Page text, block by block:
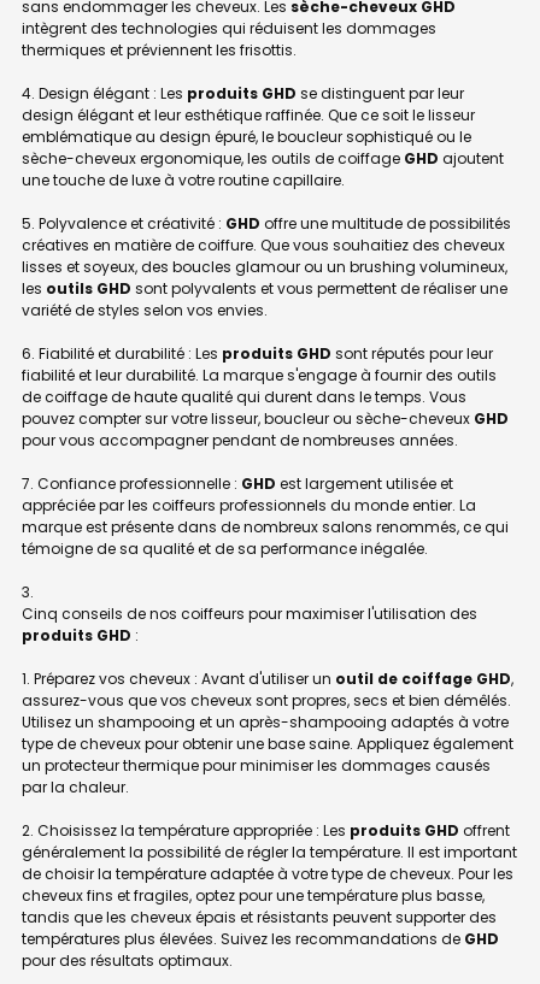
sans endommager les cheveux. Les sèche-cheveux GHD
intègrent des technologies qui réduisent les dommages
thermiques et préviennent les frisottis.
4. Design élégant : Les produits GHD se distinguent par leur
design élégant et leur esthétique raffinée. Que ce soit le lisseur
emblématique au design épuré, le boucleur sophistiqué ou le
sèche-cheveux ergonomique, les outils de coiffage GHD ajoutent
une touche de luxe à votre routine capillaire.
5. Polyvalence et créativité : GHD offre une multitude de possibilités
créatives en matière de coiffure. Que vous souhaitiez des cheveux
lisses et soyeux, des boucles glamour ou un brushing volumineux,
les outils GHD sont polyvalents et vous permettent de réaliser une
variété de styles selon vos envies.
6. Fiabilité et durabilité : Les produits GHD sont réputés pour leur
fiabilité et leur durabilité. La marque s'engage à fournir des outils
de coiffage de haute qualité qui durent dans le temps. Vous
pouvez compter sur votre lisseur, boucleur ou sèche-cheveux GHD
pour vous accompagner pendant de nombreuses années.
7. Confiance professionnelle : GHD est largement utilisée et
appréciée par les coiffeurs professionnels du monde entier. La
marque est présente dans de nombreux salons renommés, ce qui
témoigne de sa qualité et de sa performance inégalée.
Cinq conseils de nos coiffeurs pour maximiser l'utilisation des
produits GHD :
1. Préparez vos cheveux : Avant d'utiliser un outil de coiffage GHD,
assurez-vous que vos cheveux sont propres, secs et bien démêlés.
Utilisez un shampooing et un après-shampooing adaptés à votre
type de cheveux pour obtenir une base saine. Appliquez également
un protecteur thermique pour minimiser les dommages causés
par la chaleur.
2. Choisissez la température appropriée : Les produits GHD offrent
généralement la possibilité de régler la température. Il est important
de choisir la température adaptée à votre type de cheveux. Pour les
cheveux fins et fragiles, optez pour une température plus basse,
tandis que les cheveux épais et résistants peuvent supporter des
températures plus élevées. Suivez les recommandations de GHD
pour des résultats optimaux.